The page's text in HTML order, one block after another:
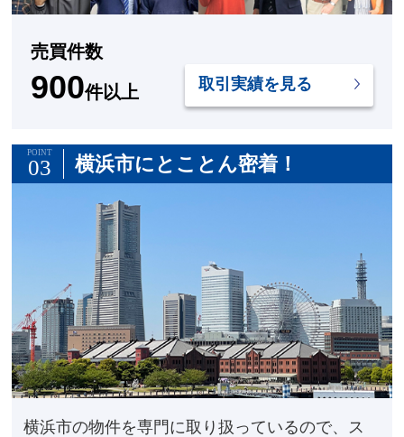
売買件数
900件以上 取引実績を見る
POINT
03 横浜市にとことん密着！
横浜市の物件を専門に取り扱っているので、ス